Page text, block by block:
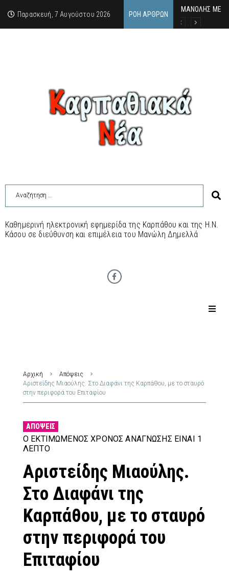
Παρασκευή, 7 Αυγούστου 2026 ΡΟΉ ΆΡΘΡΩΝ
MΑΝΟΛΗΣ
ΕΚΔΗΛΩΣΗ
Κάθε
Καθημερινή ηλεκτρονική εφημερίδα της Καρπάθου και της Η.Ν.
Κάσου σε διεύθυνση και επιμέλεια του Μανώλη Δημελλά
Αρχική
Απόψεις
Αριστείδης Μιαούλης. Στο Διαφάνι της Καρπάθου, με το σταυρό
στην περιφορά του Επιταφίου
ΑΠΌΨΕΙΣ
Ο ΕΚΤΙΜΏΜΕΝΟΣ ΧΡΌΝΟΣ ΑΝΆΓΝΩΣΗΣ ΕΊΝΑΙ 1
ΛΕΠΤΌ
Αριστείδης Μιαούλης.
Στο Διαφάνι της
Καρπάθου, με το σταυρό
στην περιφορά του
Επιταφίου